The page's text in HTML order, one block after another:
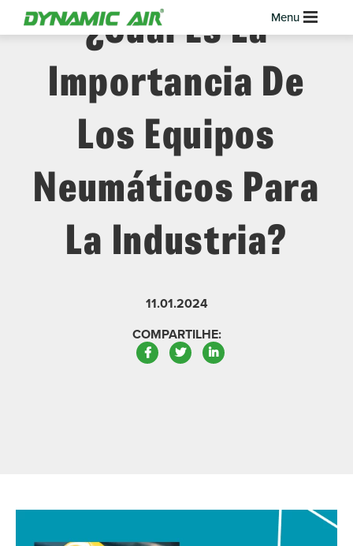
¿Cuál Es La
Importancia De
Los Equipos
Neumáticos Para
La Industria?
11.01.2024
COMPARTILHE:
Facebook
TwitterLinkedIn